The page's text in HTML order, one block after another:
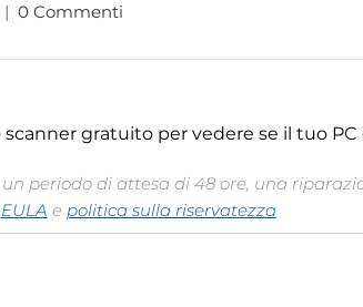
| 0 Commenti
gratuito per vedere se il tuo PC
periodo di attesa di 48 ore, una
EULA e politica sulla riservatezza